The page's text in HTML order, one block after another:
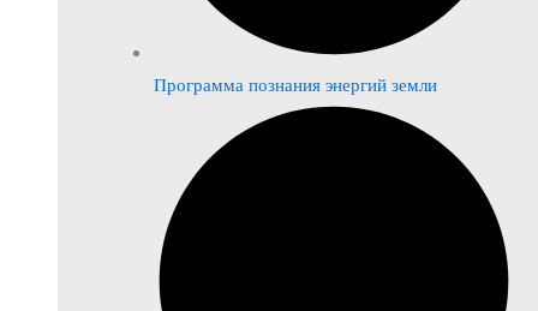
Программа познания энергий земли